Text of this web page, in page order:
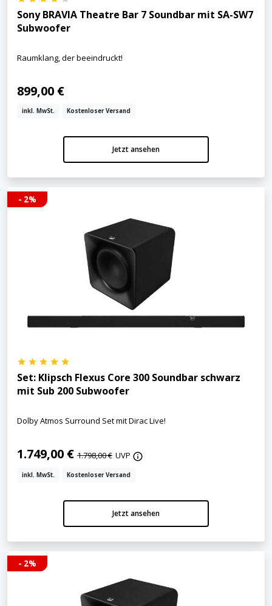
Sony BRAVIA Theatre Bar 7 Soundbar mit SA-SW7
Subwoofer
Raumklang, der beeindruckt!
899,00 €
inkl. MwSt. Kostenloser Versand
Jetzt ansehen
- 2%
Set: Klipsch Flexus Core 300 Soundbar schwarz
mit Sub 200 Subwoofer
Dolby Atmos Surround Set mit Dirac Live!
1.749,00 € 1.798,00 € UVP
inkl. MwSt. Kostenloser Versand
Jetzt ansehen
- 2%